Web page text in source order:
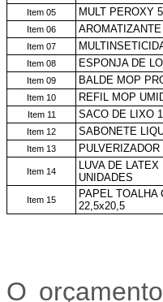
Item 05 MULT PEROXY 5
Item 06 AROMATIZANTE
Item 07
Item 08 ESPONJA DE
Item 09 BALDE MOP
Item 10 REFIL MOP
Item 11 SACO DE LIXO
Item 12 SABONETE
Item 13 PULVERIZADOR
Item 14
LUVA DE
UNIDADES
Item 15
PAPEL TOALHA
22,5x20,5
O